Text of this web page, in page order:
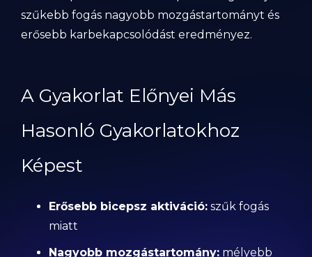
szűkebb fogás nagyobb mozgástartományt és
erősebb karbekapcsolódást eredményez.
A Gyakorlat Előnyei Más
Hasonló Gyakorlatokhoz
Képest
Erősebb bicepsz aktiváció: szűk fogás
miatt
Nagyobb mozgástartomány: mélyebb